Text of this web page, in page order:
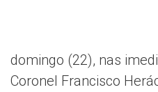
domingo (22), nas
Coronel Francisco